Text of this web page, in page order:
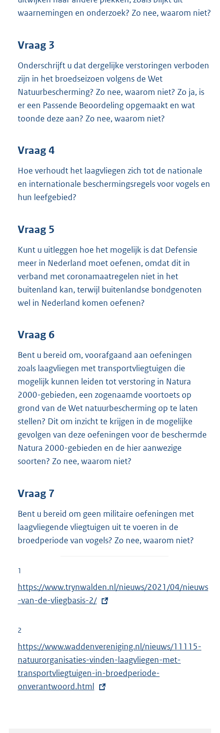
waarnemingen en onderzoek? Zo nee, waarom niet?
Vraag 3
Onderschrijft u dat dergelijke verstoringen verboden
zijn in het broedseizoen volgens de Wet
Natuurbescherming? Zo nee, waarom niet? Zo ja, is
er een Passende Beoordeling opgemaakt en wat
toonde deze aan? Zo nee, waarom niet?
Vraag 4
Hoe verhoudt het laagvliegen zich tot de nationale
en internationale beschermingsregels voor vogels en
hun leefgebied?
Vraag 5
Kunt u uitleggen hoe het mogelijk is dat Defensie
meer in Nederland moet oefenen, omdat dit in
verband met coronamaatregelen niet in het
buitenland kan, terwijl buitenlandse bondgenoten
wel in Nederland komen oefenen?
Vraag 6
Bent u bereid om, voorafgaand aan oefeningen
zoals laagvliegen met transportvliegtuigen die
mogelijk kunnen leiden tot verstoring in Natura
2000-gebieden, een zogenaamde voortoets op
grond van de Wet natuurbescherming op te laten
stellen? Dit om inzicht te krijgen in de mogelijke
gevolgen van deze oefeningen voor de beschermde
Natura 2000-gebieden en de hier aanwezige
soorten? Zo nee, waarom niet?
Vraag 7
Bent u bereid om geen militaire oefeningen met
laagvliegende vliegtuigen uit te voeren in de
broedperiode van vogels? Zo nee, waarom niet?
1
E
x
e
n
e
l
i
https://www.trynwalden.nl/nieuws/2021/04/nieuws
-van-de-vliegbasis-2/
2
E
x
t
e
https://www.waddenvereniging.nl/nieuws/11115-
natuurorganisaties-vinden-laagvliegen-met-
transportvliegtuigen-in-broedperiode-
onverantwoord.html